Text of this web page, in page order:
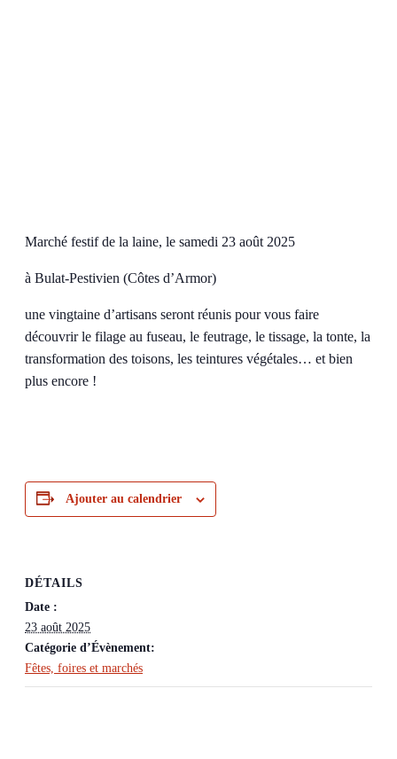
Marché festif de la laine, le samedi 23 août 2025
à Bulat-Pestivien (Côtes d’Armor)
une vingtaine d’artisans seront réunis pour vous faire
découvrir le filage au fuseau, le feutrage, le tissage, la tonte, la
transformation des toisons, les teintures végétales… et bien
plus encore !
Ajouter au calendrier
DÉTAILS
Date :
23 août 2025
Catégorie d’Évènement:
Fêtes, foires et marchés